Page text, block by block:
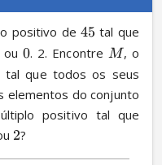
positivo de 45 tal que
ou 0. 2. Encontre M, o
tal que todos os seus
positivo tal que
2?